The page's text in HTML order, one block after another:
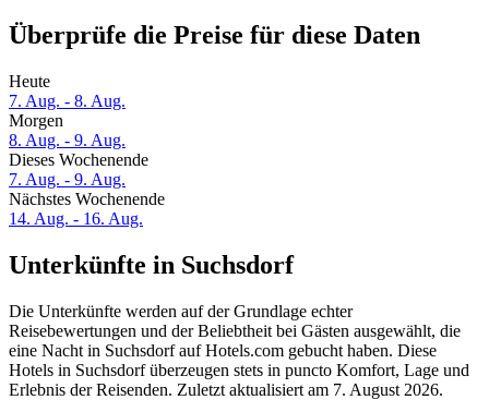
Überprüfe die Preise für diese Daten
Heute
7. Aug. - 8. Aug.
Morgen
8. Aug. - 9. Aug.
Dieses Wochenende
7. Aug. - 9. Aug.
Nächstes Wochenende
14. Aug. - 16. Aug.
Unterkünfte in Suchsdorf
Die Unterkünfte werden auf der Grundlage echter
Reisebewertungen und der Beliebtheit bei Gästen ausgewählt, die
eine Nacht in Suchsdorf auf Hotels.com gebucht haben. Diese
Hotels in Suchsdorf überzeugen stets in puncto Komfort, Lage und
Erlebnis der Reisenden. Zuletzt aktualisiert am 7. August 2026.